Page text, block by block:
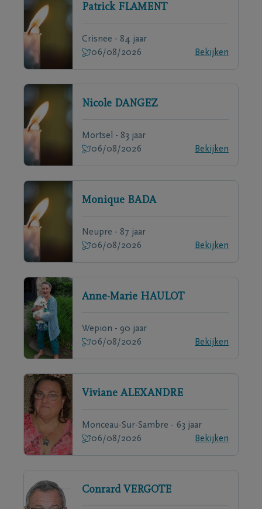
Patrick FLAMENT
Crisnee - 84 jaar
06/08/2026
Bekijken
Nicole DANGEZ
Mortsel - 83 jaar
06/08/2026
Bekijken
Monique BADA
Neupre - 87 jaar
06/08/2026
Bekijken
Anne-Marie HAULOT
Wepion - 90 jaar
06/08/2026
Bekijken
Viviane ALEXANDRE
Monceau-Sur-Sambre - 63 jaar
06/08/2026
Bekijken
Conrard VERGOTE